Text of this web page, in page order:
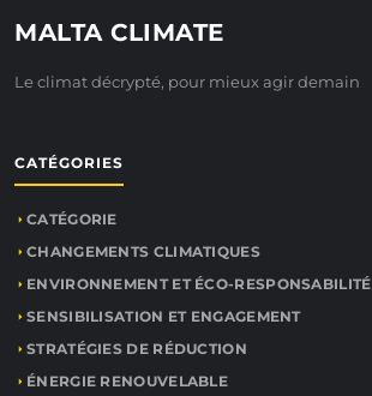
MALTA CLIMATE
Le climat décrypté, pour mieux agir demain
CATÉGORIES
CATÉGORIE
CHANGEMENTS CLIMATIQUES
ENVIRONNEMENT ET ÉCO-RESPONSABILITÉ
SENSIBILISATION ET ENGAGEMENT
STRATÉGIES DE RÉDUCTION
ÉNERGIE RENOUVELABLE